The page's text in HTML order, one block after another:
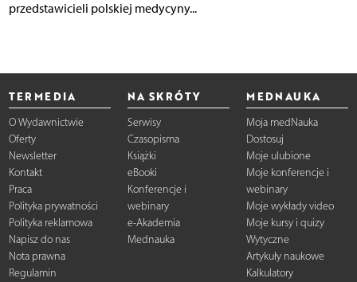
przedstawicieli polskiej medycyny...
TERMEDIA
O Wydawnictwie
Oferty
Newsletter
Kontakt
Praca
Polityka prywatności
Polityka reklamowa
Napisz do nas
Nota prawna
Regulamin
NA SKRÓTY
Serwisy
Czasopisma
Książki
eBooki
Konferencje i
webinary
e-Akademia
Mednauka
MEDNAUKA
Moja medNauka
Dostosuj
Moje ulubione
Moje konferencje i
webinary
Moje wykłady video
Moje kursy i quizy
Wytyczne
Artykuły naukowe
Kalkulatory